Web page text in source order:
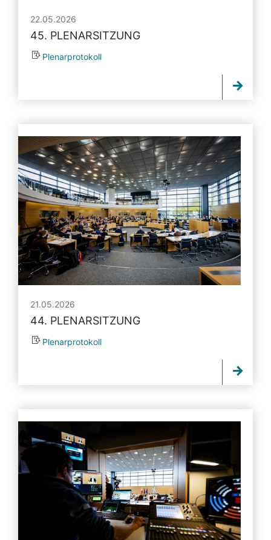
22.05.2026
45. PLENARSITZUNG
Plenarprotokoll
21.05.2026
44. PLENARSITZUNG
Plenarprotokoll